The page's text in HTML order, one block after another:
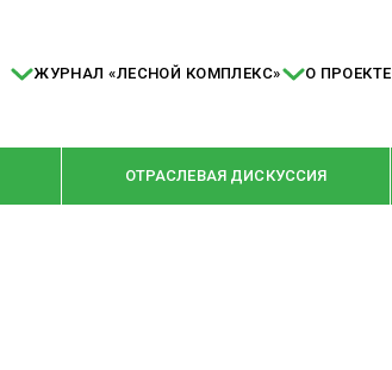
ЖУРНАЛ «ЛЕСНОЙ КОМПЛЕКС» О ПРОЕКТЕ
ОТРАСЛЕВАЯ ДИСКУССИЯ